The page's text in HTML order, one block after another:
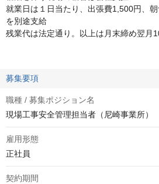
就業日は１日当たり、出張費1,500円、
を別途支給
残業代は法定通り。以上は月末締め翌月
募集要項
職種 / 募集ポジション名
現場工事安全管理担当者（尼崎事業所）
雇用形態
正社員
契約期間